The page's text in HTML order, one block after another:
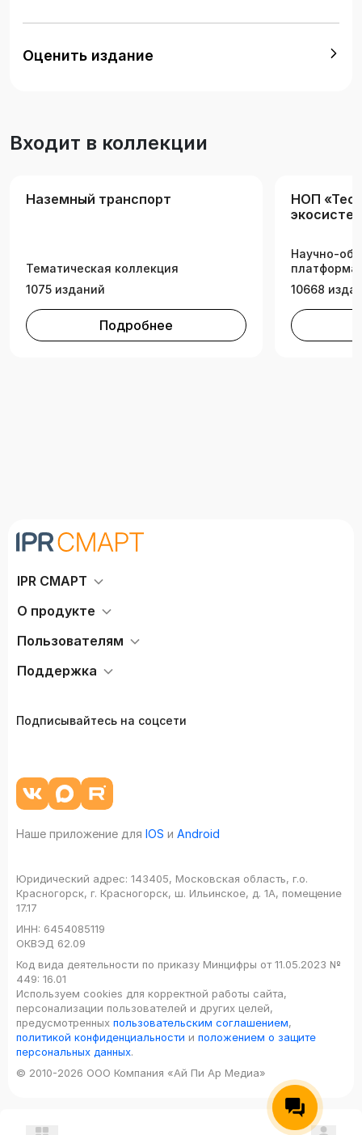
«Технология транспортных процессов»,
профиль «Организация перевозок и управление
на автомобильном транспорте».
Оценить издание
Входит в коллекции
Наземный транспорт
Тематическая коллекция
1075 изданий
Подробнее
НОП
Научно-
платформа
10668
IPR СМАРТ
О продукте
Пользователям
Поддержка
Подписывайтесь на соцсети
Наше приложение для IOS и Android
Юридический адрес: 143405, Московская область, г.о.
Красногорск, г. Красногорск, ш. Ильинское, д. 1А, помещение
17.17
ИНН: 6454085119
ОКВЭД 62.09
Код вида деятельности по приказу Минцифры от 11.05.2023 №
449: 16.01
Используем cookies для корректной работы сайта,
персонализации пользователей и других целей,
предусмотренных пользовательским соглашением,
политикой конфиденциальности и положением о защите
персональных данных.
© 2010-2026 ООО Компания «Ай Пи Ар Медиа»